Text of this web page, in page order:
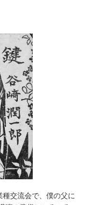
種交流会で、僕の父に